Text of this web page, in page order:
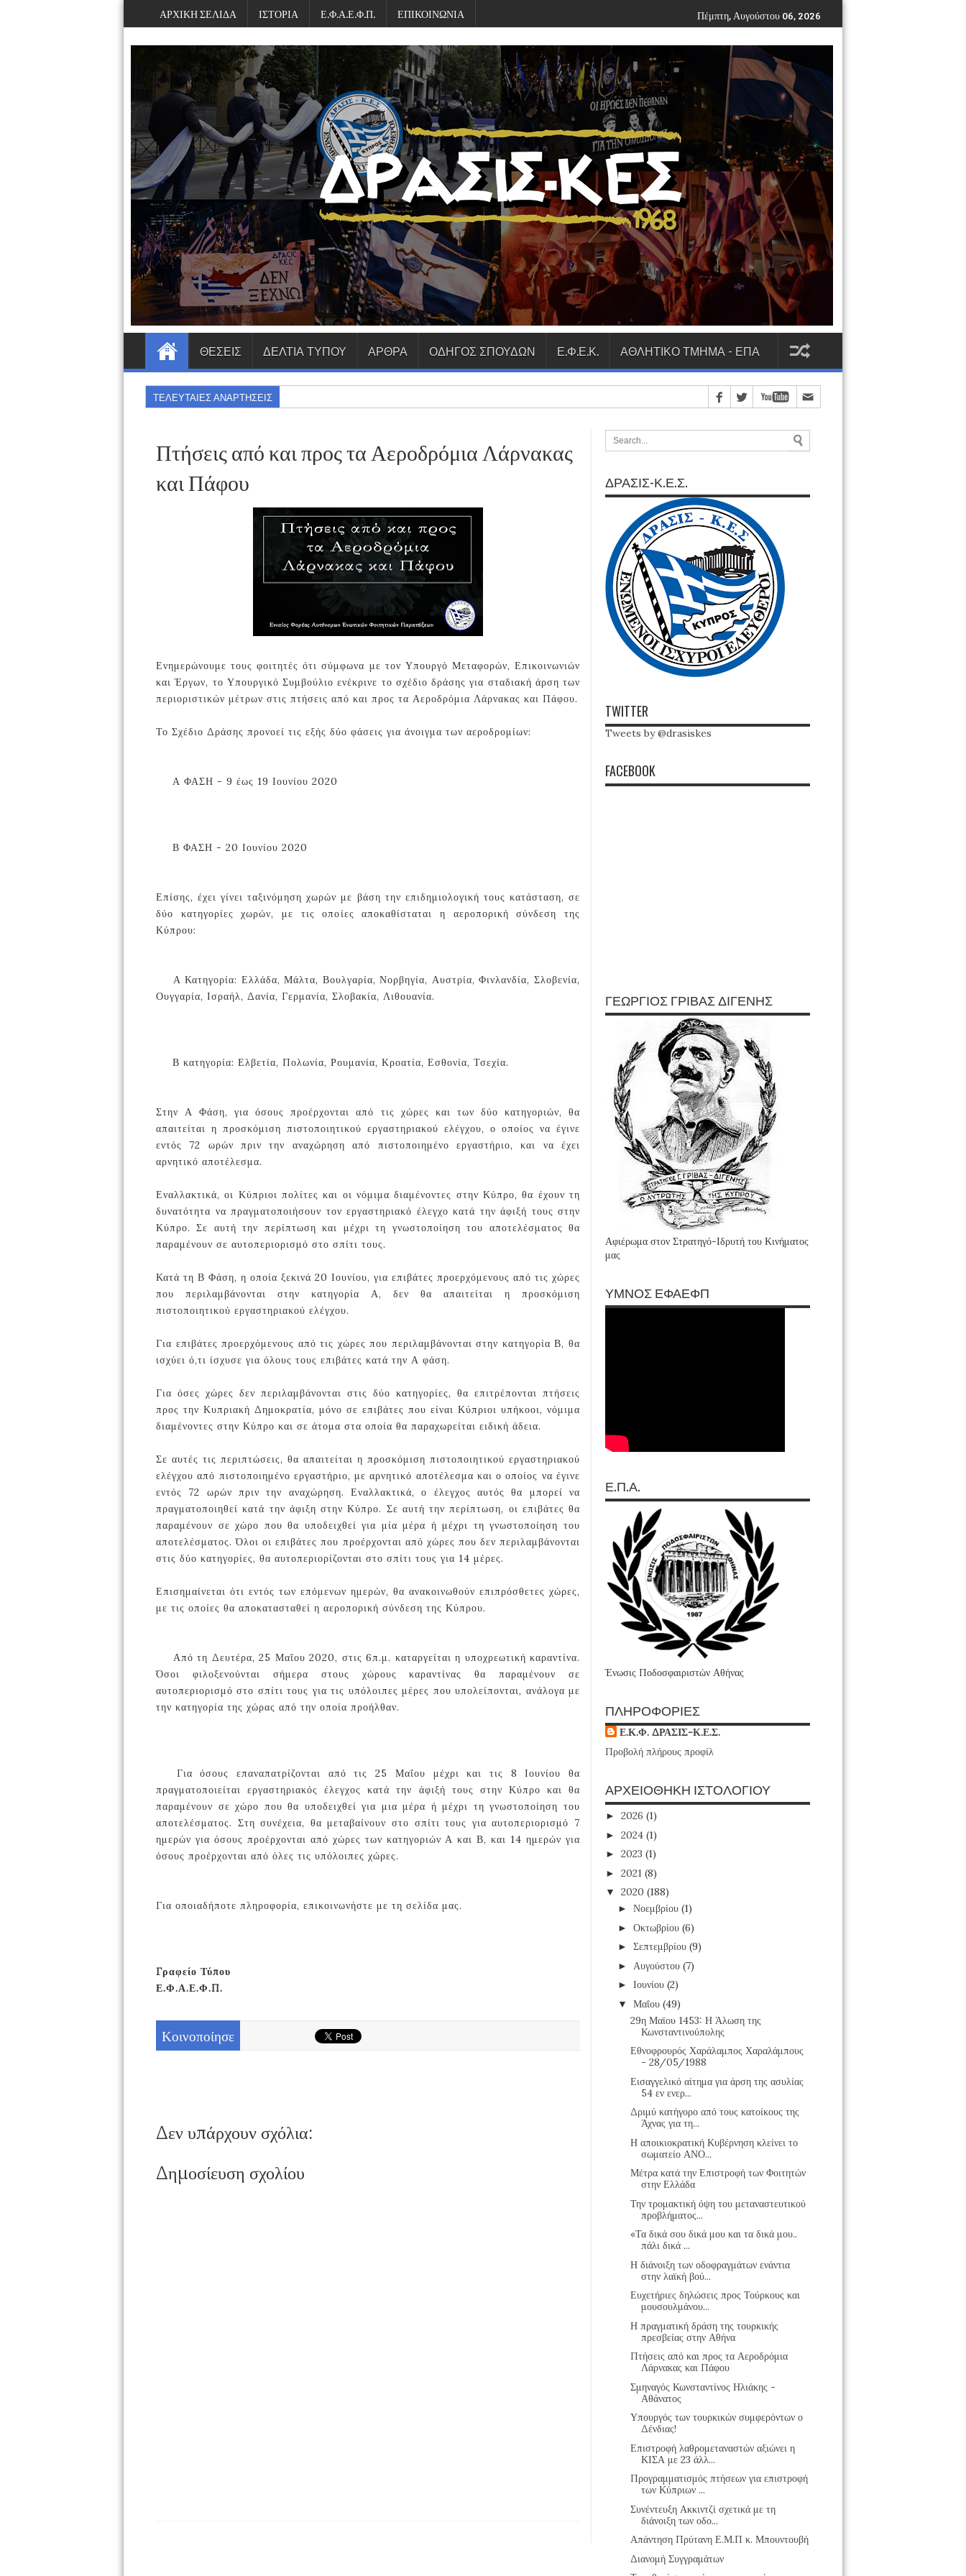
ΑΡΧΙΚΗ ΣΕΛΙΔΑ ΙΣΤΟΡΙΑ Ε.Φ.Α.Ε.Φ.Π. ΕΠΙΚΟΙΝΩΝΙΑ Πέμπτη, Αυγούστου 06, 2026
ΘΕΣΕΙΣ ΔΕΛΤΙΑ ΤΥΠΟΥ ΑΡΘΡΑ ΟΔΗΓΟΣ ΣΠΟΥΔΩΝ Ε.Φ.Ε.Κ. ΑΘΛΗΤΙΚΟ ΤΜΗΜΑ - ΕΠΑ
ΤΕΛΕΥΤΑΙΕΣ ΑΝΑΡΤΗΣΕΙΣ
Πτήσεις από και προς τα Αεροδρόμια Λάρνακας
και Πάφου
Ενημερώνουμε τους φοιτητές ότι σύμφωνα με τον Υπουργό Μεταφορών, Επικοινωνιών
και Έργων, το Υπουργικό Συμβούλιο ενέκρινε το σχέδιο δράσης για σταδιακή άρση των
περιοριστικών μέτρων στις πτήσεις από και προς τα Αεροδρόμια Λάρνακας και Πάφου.
Το Σχέδιο Δράσης προνοεί τις εξής δύο φάσεις για άνοιγμα των αεροδρομίων:
Α ΦΑΣΗ - 9 έως 19 Ιουνίου 2020
Β ΦΑΣΗ - 20 Ιουνίου 2020
Επίσης, έχει γίνει ταξινόμηση χωρών με βάση την επιδημιολογική τους κατάσταση, σε
δύο κατηγορίες χωρών, με τις οποίες αποκαθίσταται η αεροπορική σύνδεση της
Κύπρου:
Α Κατηγορία: Ελλάδα, Μάλτα, Βουλγαρία, Νορβηγία, Αυστρία, Φινλανδία, Σλοβενία,
Ουγγαρία, Ισραήλ, Δανία, Γερμανία, Σλοβακία, Λιθουανία.
Β κατηγορία: Ελβετία, Πολωνία, Ρουμανία, Κροατία, Εσθονία, Τσεχία.
Στην Α Φάση, για όσους προέρχονται από τις χώρες και των δύο κατηγοριών, θα
απαιτείται η προσκόμιση πιστοποιητικού εργαστηριακού ελέγχου, ο οποίος να έγινε
εντός 72 ωρών πριν την αναχώρηση από πιστοποιημένο εργαστήριο, και να έχει
αρνητικό αποτέλεσμα.
Εναλλακτικά, οι Κύπριοι πολίτες και οι νόμιμα διαμένοντες στην Κύπρο, θα έχουν τη
δυνατότητα να πραγματοποιήσουν τον εργαστηριακό έλεγχο κατά την άφιξή τους στην
Κύπρο. Σε αυτή την περίπτωση και μέχρι τη γνωστοποίηση του αποτελέσματος θα
παραμένουν σε αυτοπεριορισμό στο σπίτι τους.
Κατά τη Β Φάση, η οποία ξεκινά 20 Ιουνίου, για επιβάτες προερχόμενους από τις χώρες
που περιλαμβάνονται στην κατηγορία Α, δεν θα απαιτείται η προσκόμιση
πιστοποιητικού εργαστηριακού ελέγχου.
Για επιβάτες προερχόμενους από τις χώρες που περιλαμβάνονται στην κατηγορία Β, θα
ισχύει ό,τι ίσχυσε για όλους τους επιβάτες κατά την Α φάση.
Για όσες χώρες δεν περιλαμβάνονται στις δύο κατηγορίες, θα επιτρέπονται πτήσεις
προς την Κυπριακή Δημοκρατία, μόνο σε επιβάτες που είναι Κύπριοι υπήκοοι, νόμιμα
διαμένοντες στην Κύπρο και σε άτομα στα οποία θα παραχωρείται ειδική άδεια.
Σε αυτές τις περιπτώσεις, θα απαιτείται η προσκόμιση πιστοποιητικού εργαστηριακού
ελέγχου από πιστοποιημένο εργαστήριο, με αρνητικό αποτέλεσμα και ο οποίος να έγινε
εντός 72 ωρών πριν την αναχώρηση. Εναλλακτικά, ο έλεγχος αυτός θα μπορεί να
πραγματοποιηθεί κατά την άφιξη στην Κύπρο. Σε αυτή την περίπτωση, οι επιβάτες θα
παραμένουν σε χώρο που θα υποδειχθεί για μία μέρα ή μέχρι τη γνωστοποίηση του
αποτελέσματος. Όλοι οι επιβάτες που προέρχονται από χώρες που δεν περιλαμβάνονται
στις δύο κατηγορίες, θα αυτοπεριορίζονται στο σπίτι τους για 14 μέρες.
Επισημαίνεται ότι εντός των επόμενων ημερών, θα ανακοινωθούν επιπρόσθετες χώρες,
με τις οποίες θα αποκατασταθεί η αεροπορική σύνδεση της Κύπρου.
Από τη Δευτέρα, 25 Μαΐου 2020, στις 6π.μ. καταργείται η υποχρεωτική καραντίνα.
Όσοι φιλοξενούνται σήμερα στους χώρους καραντίνας θα παραμένουν σε
αυτοπεριορισμό στο σπίτι τους για τις υπόλοιπες μέρες που υπολείπονται, ανάλογα με
την κατηγορία της χώρας από την οποία προήλθαν.
Για όσους επαναπατρίζονται από τις 25 Μαΐου μέχρι και τις 8 Ιουνίου θα
πραγματοποιείται εργαστηριακός έλεγχος κατά την άφιξή τους στην Κύπρο και θα
παραμένουν σε χώρο που θα υποδειχθεί για μια μέρα ή μέχρι τη γνωστοποίηση του
αποτελέσματος. Στη συνέχεια, θα μεταβαίνουν στο σπίτι τους για αυτοπεριορισμό 7
ημερών για όσους προέρχονται από χώρες των κατηγοριών Α και Β, και 14 ημερών για
όσους προέρχονται από όλες τις υπόλοιπες χώρες.
Για οποιαδήποτε πληροφορία, επικοινωνήστε με τη σελίδα μας.
Γραφείο Τύπου
Ε.Φ.Α.Ε.Φ.Π.
Κοινοποίησε
Δεν υπάρχουν σχόλια:
Δημοσίευση σχολίου
ΔΡΑΣΙΣ-Κ.Ε.Σ.
TWITTER
Tweets by @drasiskes
FACEBOOK
ΓΕΩΡΓΙΟΣ ΓΡΙΒΑΣ ΔΙΓΕΝΗΣ
Αφιέρωμα στον Στρατηγό-Ιδρυτή του Κινήματος
μας
ΥΜΝΟΣ ΕΦΑΕΦΠ
Ε.Π.Α.
Ένωσις Ποδοσφαιριστών Αθήνας
ΠΛΗΡΟΦΟΡΙΕΣ
Ε.Κ.Φ. ΔΡΑΣΙΣ-Κ.Ε.Σ.
Προβολή πλήρους προφίλ
ΑΡΧΕΙΟΘΗΚΗ ΙΣΤΟΛΟΓΙΟΥ
► 2026 (1)
► 2024 (1)
► 2023 (1)
► 2021 (8)
▼ 2020 (188)
► Νοεμβρίου (1)
► Οκτωβρίου (6)
► Σεπτεμβρίου (9)
► Αυγούστου (7)
► Ιουνίου (2)
▼ Μαΐου (49)
29η Μαϊου 1453: Η Άλωση της
Κωνσταντινούπολης
Εθνοφρουρός Χαράλαμπος Χαραλάμπους
- 28/05/1988
Εισαγγελικό αίτημα για άρση της ασυλίας
54 εν ενερ...
Δριμύ κατήγορο από τους κατοίκους της
Άχνας για τη...
Η αποικιοκρατική Κυβέρνηση κλείνει το
σωματείο ΑΝΟ...
Μέτρα κατά την Επιστροφή των Φοιτητών
στην Ελλάδα
Την τρομακτική όψη του μεταναστευτικού
προβλήματος...
«Τα δικά σου δικά μου και τα δικά μου..
πάλι δικά ...
Η διάνοιξη των οδοφραγμάτων ενάντια
στην λαϊκή βού...
Ευχετήριες δηλώσεις προς Τούρκους και
μουσουλμάνου...
Η πραγματική δράση της τουρκικής
πρεσβείας στην Αθήνα
Πτήσεις από και προς τα Αεροδρόμια
Λάρνακας και Πάφου
Σμηναγός Κωνσταντίνος Ηλιάκης -
Αθάνατος
Υπουργός των τουρκικών συμφερόντων ο
Δένδιας!
Επιστροφή λαθρομεταναστών αξιώνει η
ΚΙΣΑ με 23 άλλ...
Προγραμματισμός πτήσεων για επιστροφή
των Κύπριων ...
Συνέντευξη Ακκιντζί σχετικά με τη
διάνοιξη των οδο...
Απάντηση Πρύτανη Ε.Μ.Π κ. Μπουντουβή
Διανομή Συγγραμάτων